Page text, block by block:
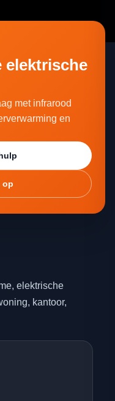
elektrische
met infrarood
en
op
elektrische
kantoor,